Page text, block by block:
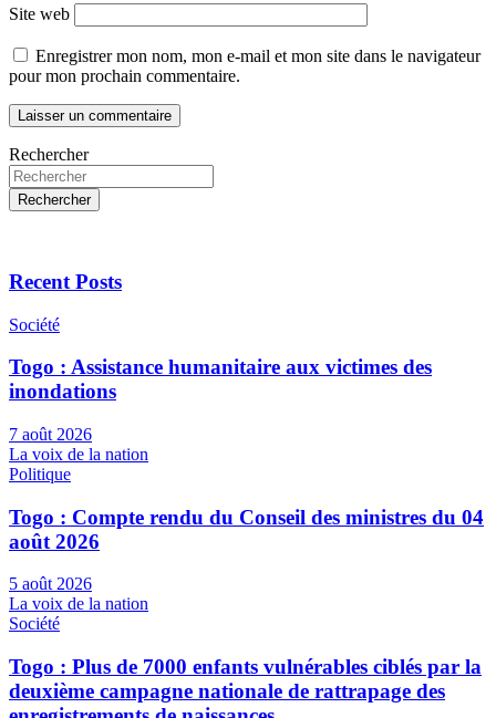
Site web
Enregistrer mon nom, mon e-mail et mon site dans le navigateur
pour mon prochain commentaire.
Rechercher
Rechercher
Recent Posts
Société
Togo : Assistance humanitaire aux victimes des
inondations
7 août 2026
La voix de la nation
Politique
Togo : Compte rendu du Conseil des ministres du 04
août 2026
5 août 2026
La voix de la nation
Société
Togo : Plus de 7000 enfants vulnérables ciblés par la
deuxième campagne nationale de rattrapage des